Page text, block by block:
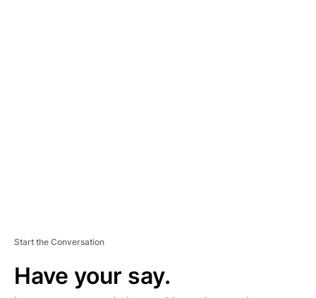
Start the Conversation
Have your say.